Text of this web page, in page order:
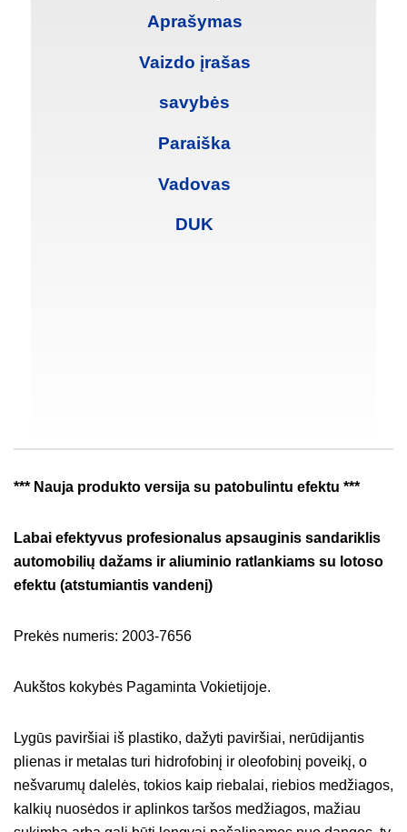
Aprašymas
Vaizdo įrašas
savybės
Paraiška
Vadovas
DUK
*** Nauja produkto versija su patobulintu efektu ***
Labai efektyvus profesionalus apsauginis sandariklis
automobilių dažams ir aliuminio ratlankiams su lotoso
efektu (atstumiantis vandenį)
Prekės numeris: 2003-7656
Aukštos kokybės Pagaminta Vokietijoje.
Lygūs paviršiai iš plastiko, dažyti paviršiai, nerūdijantis
plienas ir metalas turi hidrofobinį ir oleofobinį poveikį, o
nešvarumų dalelės, tokios kaip riebalai, riebios medžiagos,
kalkių nuosėdos ir aplinkos taršos medžiagos, mažiau